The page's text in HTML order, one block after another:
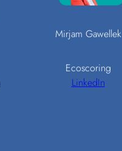
Mirjam Gawellek
Ecoscoring
LinkedIn